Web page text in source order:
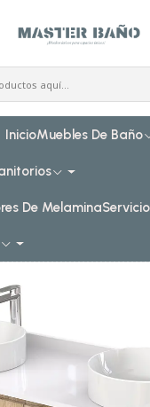
InicioMuebles De Baño
De Melamina
lavamanos
sobreponer
para lavamanos
cm M4-1830-SPA /